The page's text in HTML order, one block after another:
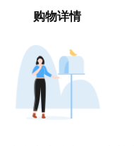
购物详情